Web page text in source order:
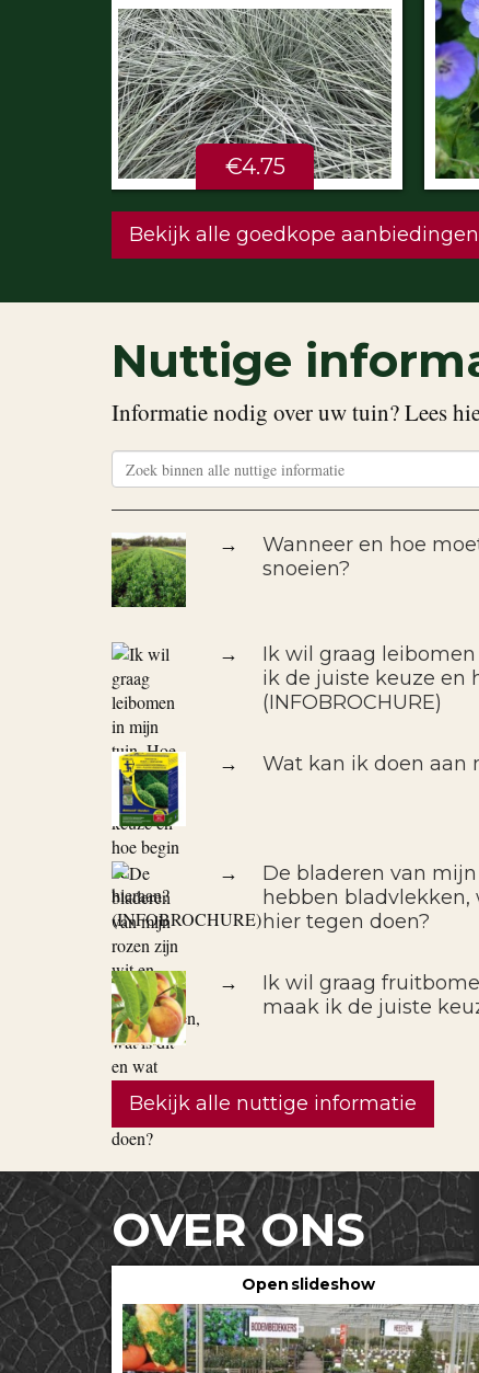
€5.99
Bekijk alle goedkope aanbiedingen
Nuttige
Informatie nodig over uw tuin? Lees
→
Wanneer en hoe
snoeien?
→
Ik wil graag
ik de juiste keuze en
(INFOBROCHURE)
→ Wat kan ik doen aan
→
De bladeren van
hebben
hier tegen doen?
→
Ik wil graag
maak ik de juiste
Bekijk alle nuttige informatie
OVER ONS
Open slideshow